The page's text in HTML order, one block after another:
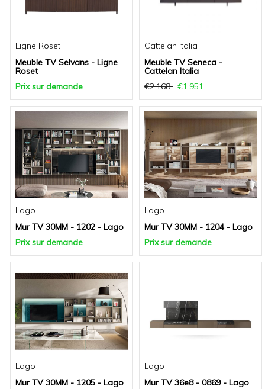
Ligne Roset
Meuble TV Selvans - Ligne
Roset
Prix sur demande
Cattelan Italia
Meuble TV Seneca -
Cattelan Italia
€2.168
€1.951
Lago
Mur TV 30MM - 1202 - Lago
Prix sur demande
Lago
Mur TV 30MM - 1204 - Lago
Prix sur demande
Lago
Mur TV 30MM - 1205 - Lago
Lago
Mur TV 36e8 - 0869 - Lago